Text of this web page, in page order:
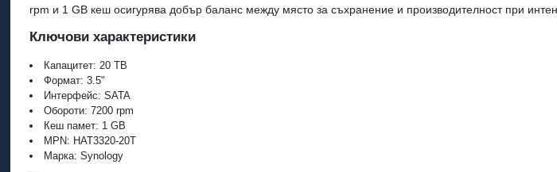
rpm и 1 GB кеш осигурява добър баланс между място за съхранение и производителност при
Ключови характеристики
Капацитет: 20 TB
Формат: 3.5"
Интерфейс: SATA
Обороти: 7200 rpm
Кеш памет: 1 GB
MPN: HAT3320-20T
Марка: Synology